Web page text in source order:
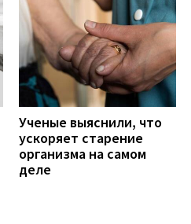
Ученые выяснили, что
ускоряет старение
организма на самом
деле